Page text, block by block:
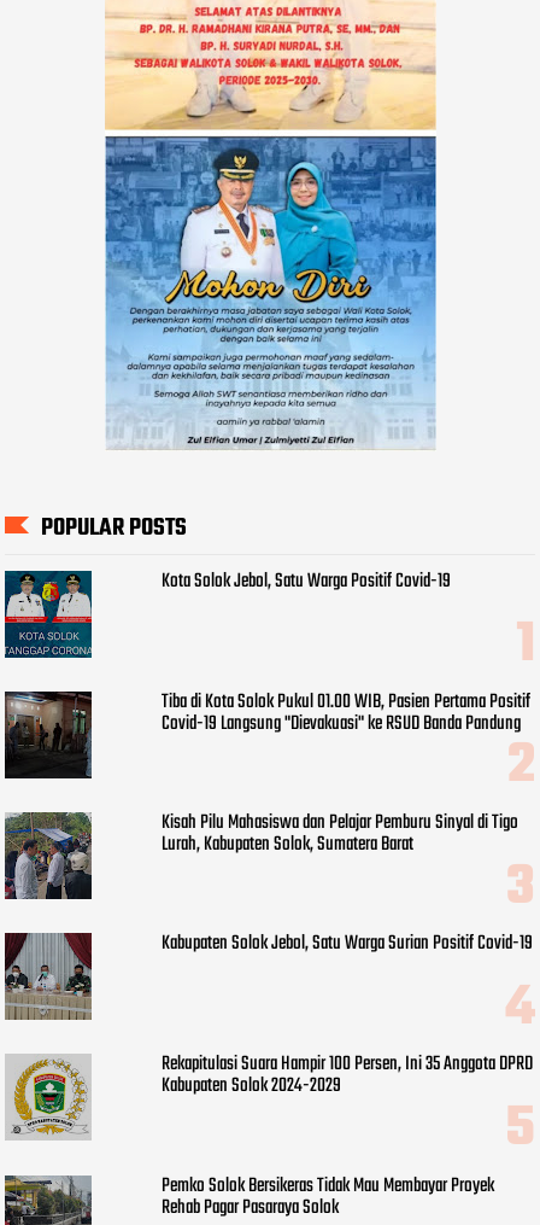
POPULAR POSTS
Kota Solok Jebol, Satu Warga Positif Covid-19
Tiba di Kota Solok Pukul 01.00 WIB, Pasien Pertama Positif
Covid-19 Langsung "Dievakuasi" ke RSUD Banda Pandung
Kisah Pilu Mahasiswa dan Pelajar Pemburu Sinyal di Tigo
Lurah, Kabupaten Solok, Sumatera Barat
Kabupaten Solok Jebol, Satu Warga Surian Positif Covid-19
Rekapitulasi Suara Hampir 100 Persen, Ini 35 Anggota DPRD
Kabupaten Solok 2024-2029
Pemko Solok Bersikeras Tidak Mau Membayar Proyek
Rehab Pagar Pasaraya Solok